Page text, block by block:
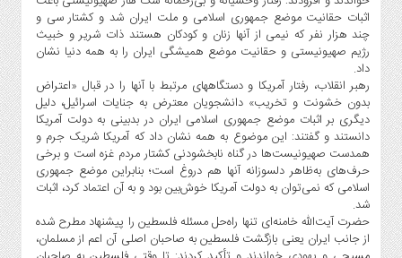
اثبات حقانیت موضع جمهوری اسلامی و ملت ایران شد و کشتار سی و
چند هزار نفر که نیمی از آنها زنان و کودکان هستند ذات شریر و خبیث
رژیم صهیونیستی و حقانیت موضع همیشگی ایران را به همه دنیا نشان
داد.
رهبر انقلاب، رفتار آمریکا و دستگاههای مرتبط با آنها را در قبال «اعتراض
بدون خشونت و تخریب» دانشجویان معترض به جنایات اسرائیل، دلیل
دیگری بر اثبات موضع جمهوری اسلامی ایران در بدبینی به دولت آمریکا
دانستند و گفتند: این موضوع به همه نشان داد که آمریکا شریک جرم و
همدست صهیونیست‌ها در گناه نابخشودنی کشتار مردم غزه است و برخی
حرف‌های به‌ظاهر دلسوزانه آنها هم دروغ است؛ بنابراین موضع جمهوری
اسلامی که نمی‌توان به دولت آمریکا خوش‌بین بود و به آن اعتماد کرد، اثبات
شد.
حضرت آیت‌الله خامنه‌ای تنها راه‌حل مسئله فلسطین را پیشنهاد مطرح شده
از جانب ایران یعنی بازگشت فلسطین به صاحبان اصلی آن اعم از مسلمان،